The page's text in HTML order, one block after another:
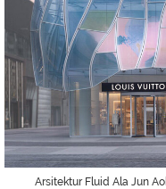
Arsitektur Fluid Ala Jun